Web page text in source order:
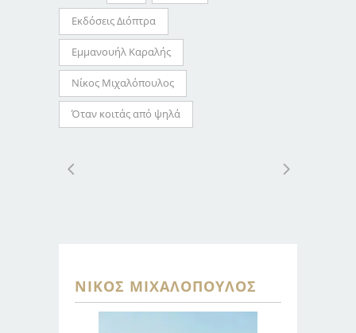
Εκδόσεις Διόπτρα
Εμμανουήλ Καραλής
Νίκος Μιχαλόπουλος
Όταν κοιτάς από ψηλά
ΝΊΚΟΣ ΜΙΧΑΛΌΠΟΥΛΟΣ